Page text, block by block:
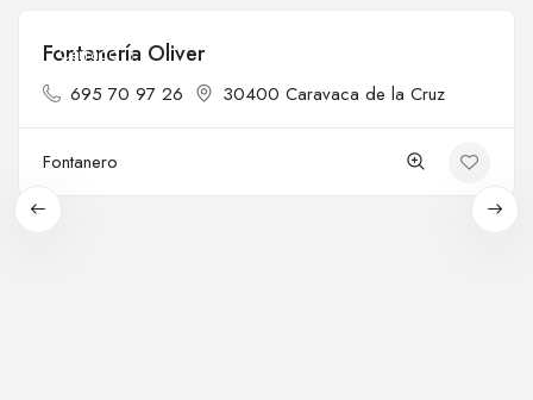
Cerrado
Fontanería Oliver
695 70 97 26 30400 Caravaca de la Cruz
Fontanero